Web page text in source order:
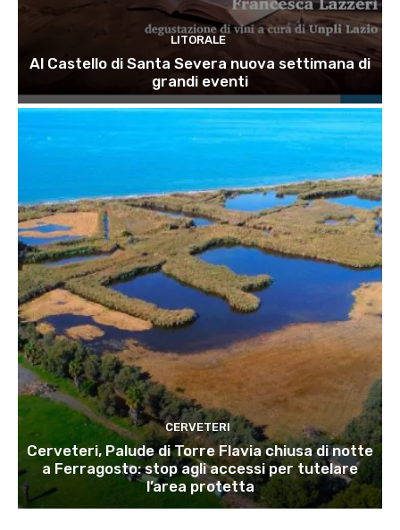
LITORALE
Al Castello di Santa Severa nuova settimana di
grandi eventi
CERVETERI
Cerveteri, Palude di Torre Flavia chiusa di notte
a Ferragosto: stop agli accessi per tutelare
l’area protetta